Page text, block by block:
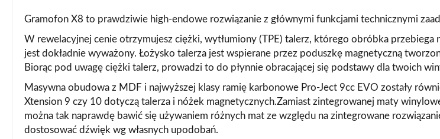
Gramofon X8 to prawdziwie high-endowe rozwiązanie z głównymi funkcjami technicznymi
W rewelacyjnej cenie otrzymujesz ciężki, wytłumiony (TPE) talerz, którego obróbka przebiega
jest dokładnie wyważony. Łożysko talerza jest wspierane przez poduszkę magnetyczną
Biorąc pod uwagę ciężki talerz, prowadzi to do płynnie obracającej się podstawy dla twoich
Masywna obudowa z MDF i najwyższej klasy ramię karbonowe Pro-Ject 9cc EVO zostały
Xtension 9 czy 10 dotyczą talerza i nóżek magnetycznych.Zamiast zintegrowanej maty
można tak naprawdę bawić się używaniem różnych mat ze względu na zintegrowane
dostosować dźwięk wg własnych upodobań.